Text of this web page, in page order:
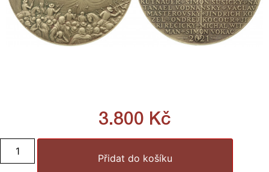
3.800 Kč
Přidat do košíku